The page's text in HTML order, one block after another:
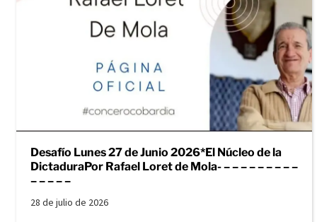
Desafío Lunes 27 de Junio 2026*El Núcleo de la
DictaduraPor Rafael Loret de Mola- – – – – – – – – –
– – – – –
28 de julio de 2026